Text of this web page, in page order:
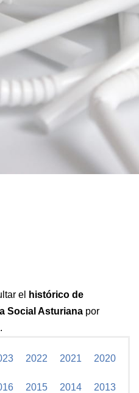
el
histórico de
Social Asturiana por
2022 2021 2020
2015 2014 2013